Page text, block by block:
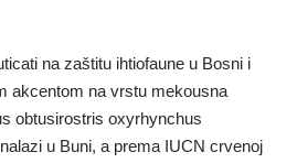
na zaštitu ihtiofaune u Bosni i
akcentom na vrstu mekousna
obtusirostris oxyrhynchus
u Buni, a prema IUCN crvenoj